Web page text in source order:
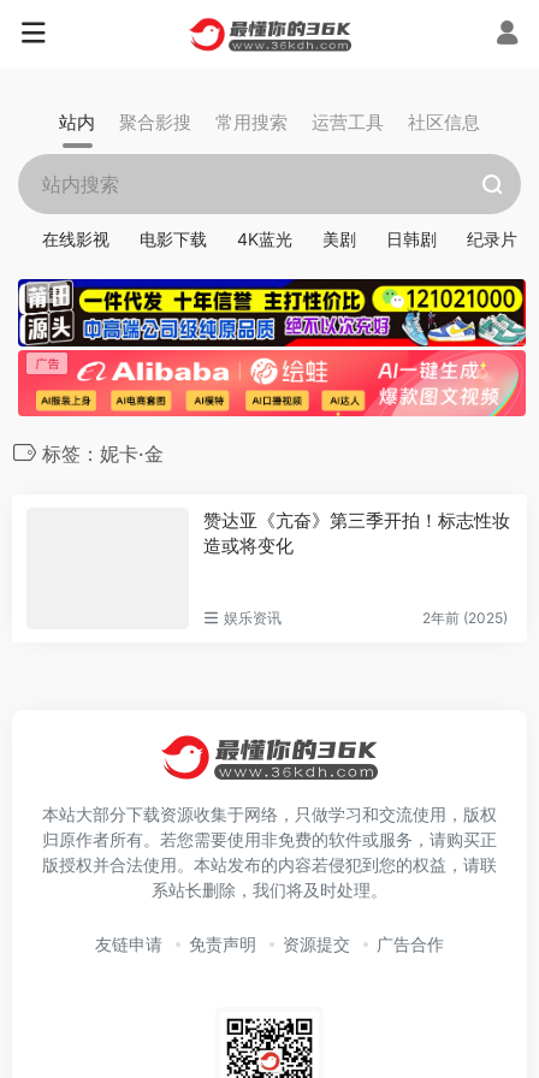
站内 聚合影搜 常用搜索 运营工具 社区信息
在线影视 电影下载 4K蓝光 美剧 日韩剧 纪录片
标签：妮卡·金
赞达亚《亢奋》第三季开拍！标志性妆
造或将变化
娱乐资讯 2年前 (2025)
本站大部分下载资源收集于网络，只做学习和交流使用，版权
归原作者所有。若您需要使用非免费的软件或服务，请购买正
版授权并合法使用。本站发布的内容若侵犯到您的权益，请联
系站长删除，我们将及时处理。
友链申请 免责声明 资源提交 广告合作